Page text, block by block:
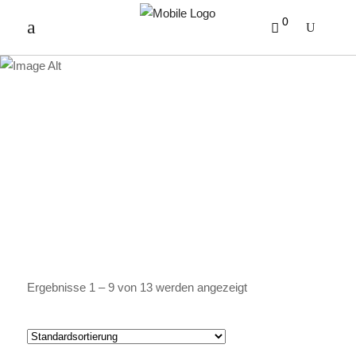
0
Ergebnisse 1 – 9 von 13 werden angezeigt